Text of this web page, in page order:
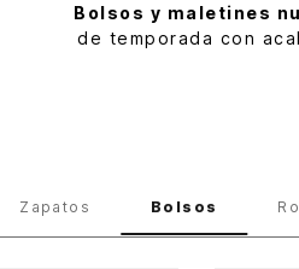
Bolsos y maletines
de temporada con
Zapatos Bolsos